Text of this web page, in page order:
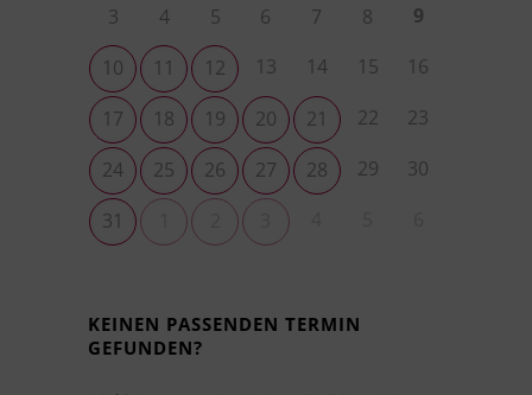
3
4 5 6 7 8 9
10 11 12 13 14 15
16
17
18 19 20 21 22
23
24
25 26 27 28 29
30
31
KEINEN PASSENDEN TERMIN
GEFUNDEN?